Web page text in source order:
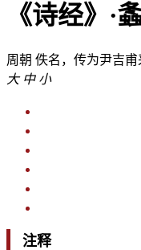
《诗经》·
周朝 佚名，传为尹吉
大 中 小
注释